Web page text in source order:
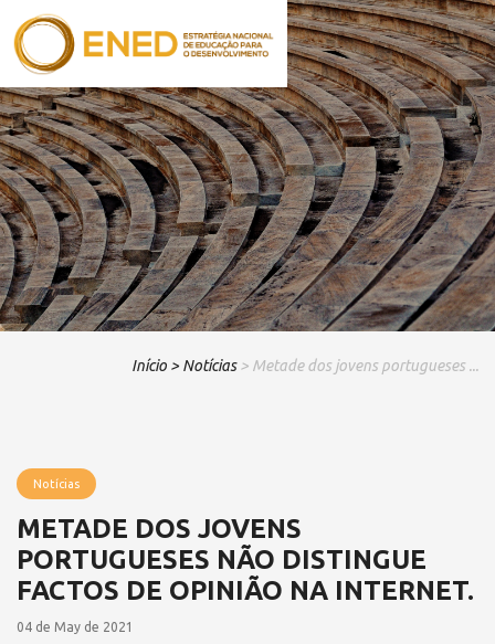
Início > Notícias > Metade dos jovens portugueses ...
Notícias
METADE DOS JOVENS
PORTUGUESES NÃO DISTINGUE
FACTOS DE OPINIÃO NA INTERNET.
04 de May de 2021